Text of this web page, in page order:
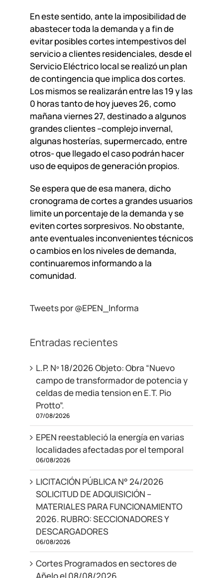
En este sentido, ante la imposibilidad de
abastecer toda la demanda y a fin de
evitar posibles cortes intempestivos del
servicio a clientes residenciales, desde el
Servicio Eléctrico local se realizó un plan
de contingencia que implica dos cortes.
Los mismos se realizarán entre las 19 y las
0 horas tanto de hoy jueves 26, como
mañana viernes 27, destinado a algunos
grandes clientes –complejo invernal,
algunas hosterías, supermercado, entre
otros- que llegado el caso podrán hacer
uso de equipos de generación propios.
Se espera que de esa manera, dicho
cronograma de cortes a grandes usuarios
limite un porcentaje de la demanda y se
eviten cortes sorpresivos. No obstante,
ante eventuales inconvenientes técnicos
o cambios en los niveles de demanda,
continuaremos informando a la
comunidad.
Tweets por @EPEN_Informa
Entradas recientes
L.P. Nº 18/2026 Objeto: Obra “Nuevo
campo de transformador de potencia y
celdas de media tension en E.T. Pio
Protto”.
07/08/2026
EPEN reestableció la energía en varias
localidades afectadas por el temporal
06/08/2026
LICITACIÓN PÚBLICA N° 24/2026
SOLICITUD DE ADQUISICIÓN –
MATERIALES PARA FUNCIONAMIENTO
2026. RUBRO: SECCIONADORES Y
DESCARGADORES
06/08/2026
Cortes Programados en sectores de